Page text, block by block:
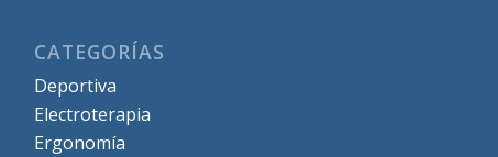
CATEGORÍAS
Deportiva
Electroterapia
Ergonomía